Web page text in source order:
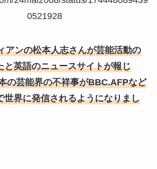
0521928
アンの松本人志さんが芸能活動の
と英語のニュースサイトが報じ
の芸能界の不祥事がBBC.AFPなど
世界に発信されるようになりまし